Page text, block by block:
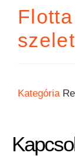
Kategória